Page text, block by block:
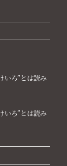
いろ”とは読み
いろ”とは読み